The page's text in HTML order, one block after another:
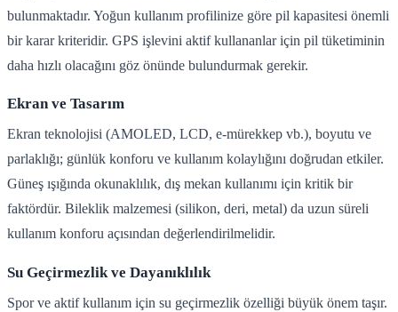
bulunmaktadır. Yoğun kullanım profilinize göre pil kapasitesi önemli
bir karar kriteridir. GPS işlevini aktif kullananlar için pil tüketiminin
daha hızlı olacağını göz önünde bulundurmak gerekir.
Ekran ve Tasarım
Ekran teknolojisi (AMOLED, LCD, e-mürekkep vb.), boyutu ve
parlaklığı; günlük konforu ve kullanım kolaylığını doğrudan etkiler.
Güneş ışığında okunaklılık, dış mekan kullanımı için kritik bir
faktördür. Bileklik malzemesi (silikon, deri, metal) da uzun süreli
kullanım konforu açısından değerlendirilmelidir.
Su Geçirmezlik ve Dayanıklılık
Spor ve aktif kullanım için su geçirmezlik özelliği büyük önem taşır.